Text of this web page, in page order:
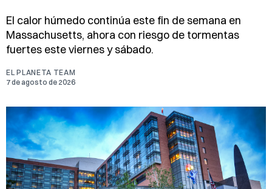
El calor húmedo continúa este fin de semana en
Massachusetts, ahora con riesgo de tormentas
fuertes este viernes y sábado.
EL PLANETA TEAM
7 de agosto de 2026